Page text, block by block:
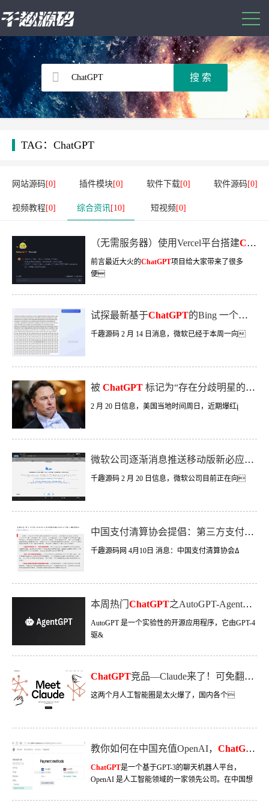
TAG：ChatGPT
网站源码[0] 插件模块[0] 软件下载[0] 软件源码[0]
视频教程[0] 综合资讯[10] 短视频 [0]
（无需服务器）使用Vercel平台搭建ChatGPT
前言最近大火的ChatGPT项目给大家带来了很多
便
试探最新基于ChatGPT的Bing 一个问题让其自我怀疑，连输14行“I am. I am not.”
千趣源码 2 月 14 日消息，微软已经于本周一向
被 ChatGPT标记为“存在分歧明星的公众人物”，埃隆马斯克以2个感叹号回复
2 月 20 日信息，美国当地时间周日，近期爆红į
微软公司逐渐消息推送移动版新必应：页面对于聊天提升，可选择不一样的机器人语调
千趣源码 2 月 20 日信息，微软公司目前正在向
中国支付清算协会提倡：第三方支付行业者避免使用
千趣源码网 4月10日 消息：中国支付清算协会ߡ
本周热门 ChatGPT之AutoGPT-AgentGPT，可以实现完全自主实现任务，附部署使用教程
AutoGPT 是一个实验性的开源应用程序，它由GPT-4
驱&
ChatGPT竞品—Claude来了！可免翻使用（附注册方法）
这两个月人工智能圈是太火爆了，国内各个
教你如何在中国充值OpenAI， ChatGPT
ChatGPT是一个基于GPT-3的聊天机器人平台，
OpenAI 是人工智能领域的一家领先公司。在中国想